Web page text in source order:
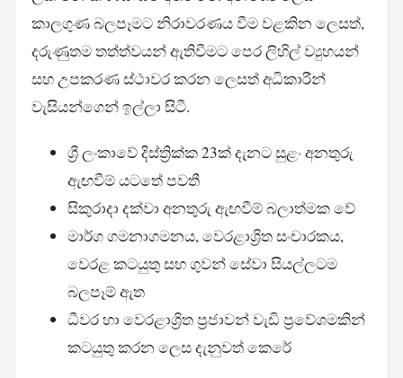
කාලගුණ බලපෑමට නිරාවරණය වීම වළකින ලෙසත්,
දරුණුතම තත්ත්වයන් ඇතිවීමට පෙර ලිහිල් ව්‍යුහයන්
සහ උපකරණ ස්ථාවර කරන ලෙසත් අධිකාරීන්
වැසියන්ගෙන් ඉල්ලා සිටී.
ශ්‍රී ලංකාවේ දිස්ත්‍රික්ක 23ක් දැනට සුළං අනතුරු
ඇඟවීම් යටතේ පවතී
සිකුරාදා දක්වා අනතුරු ඇඟවීම් බලාත්මක වේ
මාර්ග ගමනාගමනය, වෙරළාශ්‍රිත සංචාරකය,
වෙරළ කටයුතු සහ ගුවන් සේවා සියල්ලටම
බලපෑම් ඇත
ධීවර හා වෙරළාශ්‍රිත ප්‍රජාවන් වැඩි ප්‍රවේශමකින්
කටයුතු කරන ලෙස දැනුවත් කෙරේ